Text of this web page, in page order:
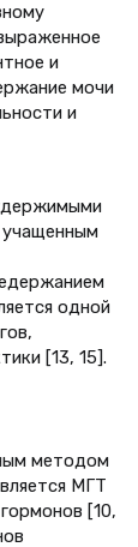
и
мочи
и
учащенным
одной
[13, 15].
методом
МГТ
[10,